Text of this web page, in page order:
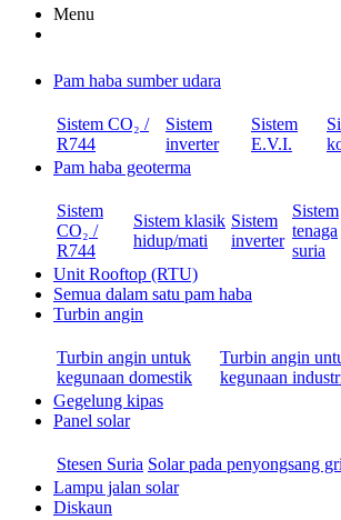
Menu
Pam haba sumber udara
Sistem CO₂ /
R744
Sistem
inverter
Sistem
E.V.I.
Pam haba geoterma
Sistem
CO₂ /
R744
Sistem klasik
hidup/mati
Sistem
inverter
Sistem
tenaga
suria
Unit Rooftop (RTU)
Semua dalam satu pam haba
Turbin angin
Turbin angin untuk
kegunaan domestik
Turbin angin
kegunaan
Gegelung kipas
Panel solar
Stesen Suria Solar pada penyongsang
Lampu jalan solar
Diskaun